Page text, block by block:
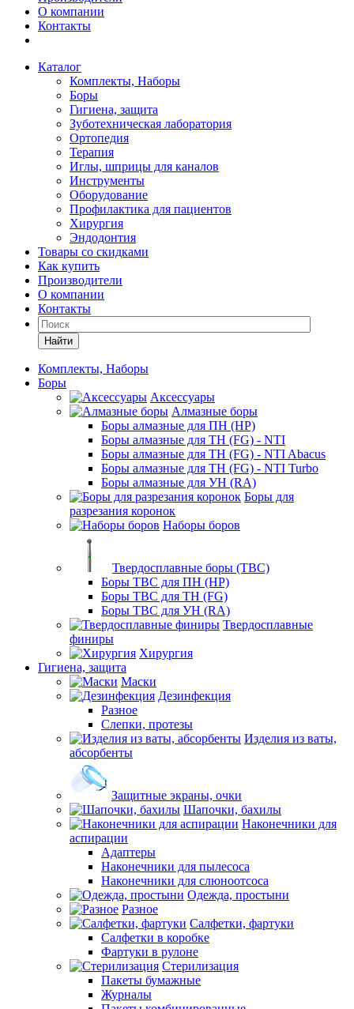
О компании
Контакты
Каталог
Комплекты, Наборы
Боры
Гигиена, защита
Зуботехническая лаборатория
Ортопедия
Терапия
Иглы, шприцы для каналов
Инструменты
Оборудование
Профилактика для пациентов
Хирургия
Эндодонтия
Товары со скидками
Как купить
Производители
О компании
Контакты
Найти
Комплекты, Наборы
Боры
Аксессуары
Алмазные боры
Боры алмазные для ПН (HP)
Боры алмазные для ТН (FG) - NTI
Боры алмазные для ТН (FG) - NTI Abacus
Боры алмазные для ТН (FG) - NTI Turbo
Боры алмазные для УН (RA)
Боры для
разрезания коронок
Наборы боров
Твердосплавные боры (ТВС)
Боры ТВС для ПН (HP)
Боры ТВС для ТН (FG)
Боры ТВС для УН (RA)
Твердосплавные
финиры
Хирургия
Гигиена, защита
Маски
Дезинфекция
Разное
Слепки, протезы
Изделия из ваты,
абсорбенты
Защитные экраны, очки
Шапочки, бахилы
Наконечники для
аспирации
Адаптеры
Наконечники для пылесоса
Наконечники для слюноотсоса
Одежда, простыни
Разное
Салфетки, фартуки
Салфетки в коробке
Фартуки в рулоне
Стерилизация
Пакеты бумажные
Журналы